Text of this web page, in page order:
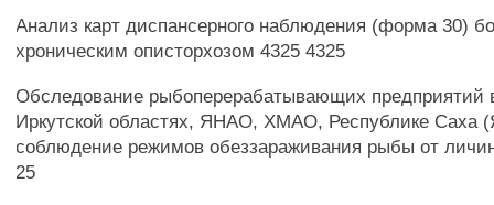
Анализ карт диспансерного наблюдения (форма 30)
хроническим описторхозом 4325 4325
Обследование рыбоперерабатывающих предприятий
Иркутской областях, ЯНАО, ХМАО, Республике Саха
соблюдение режимов обеззараживания рыбы от
25